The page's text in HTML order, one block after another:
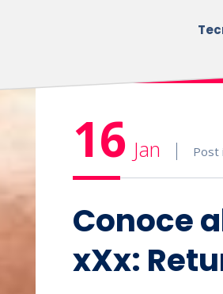
16 Jan Post
Conoce
xXx: